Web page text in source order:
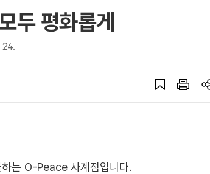
평화롭게
는 O-Peace 사계점입니다.